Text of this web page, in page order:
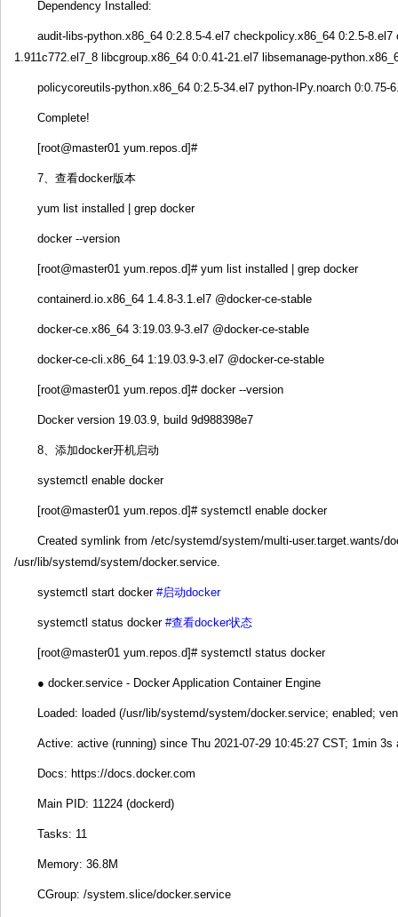
Dependency Installed:
audit-libs-python.x86_64 0:2.8.5-4.el7 checkpolicy.x86_64 0:2.5-
1.911c772.el7_8 libcgroup.x86_64 0:0.41-21.el7 libsemanage-
policycoreutils-python.x86_64 0:2.5-34.el7 python-IPy.noarch 0:0.75-
Complete!
[root@master01 yum.repos.d]#
7、查看docker版本
yum list installed | grep docker
docker --version
[root@master01 yum.repos.d]# yum list installed | grep docker
containerd.io.x86_64 1.4.8-3.1.el7 @docker-ce-stable
docker-ce.x86_64 3:19.03.9-3.el7 @docker-ce-stable
docker-ce-cli.x86_64 1:19.03.9-3.el7 @docker-ce-stable
[root@master01 yum.repos.d]# docker --version
Docker version 19.03.9, build 9d988398e7
8、添加docker开机启动
systemctl enable docker
[root@master01 yum.repos.d]# systemctl enable docker
Created symlink from /etc/systemd/system/multi-user.target.wants/
/usr/lib/systemd/system/docker.service.
systemctl start docker #启动docker
systemctl status docker #查看docker状态
[root@master01 yum.repos.d]# systemctl status docker
● docker.service - Docker Application Container Engine
Loaded: loaded (/usr/lib/systemd/system/docker.service; enabled;
Active: active (running) since Thu 2021-07-29 10:45:27 CST; 1min 3s
Docs: https://docs.docker.com
Main PID: 11224 (dockerd)
Tasks: 11
Memory: 36.8M
CGroup: /system.slice/docker.service